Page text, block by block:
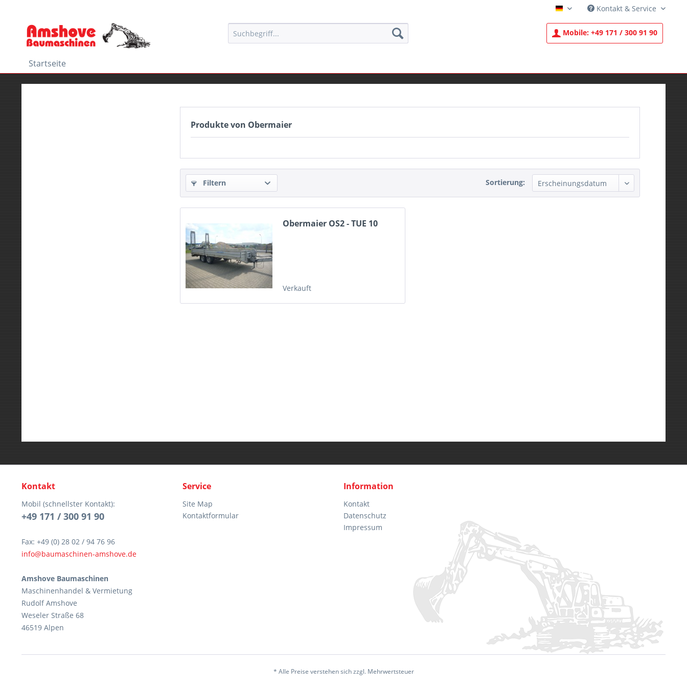
Deutsch Kontakt & Service
Mobile: +49 171 / 300 91 90
Startseite
Produkte von Obermaier
Filtern Sortierung:
Obermaier OS2 - TUE 10
Verkauft
Kontakt
Mobil (schnellster Kontakt):
+49 171 / 300 91 90
Fax: +49 (0) 28 02 / 94 76 96
info@baumaschinen-amshove.de
Amshove Baumaschinen
Maschinenhandel & Vermietung
Rudolf Amshove
Weseler Straße 68
46519 Alpen
Service
Site Map
Kontaktformular
Information
Kontakt
Datenschutz
Impressum
* Alle Preise verstehen sich zzgl. Mehrwertsteuer